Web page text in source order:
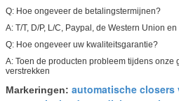
Q: Hoe ongeveer de betalingstermijnen?
A: T/T, D/P, L/C, Paypal, de Western Union
Q: Hoe ongeveer uw kwaliteitsgarantie?
A: Toen de producten probleem tijdens
verstrekken
Markeringen: automatische closers